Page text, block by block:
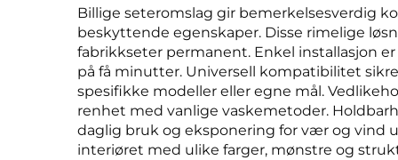
Billige seteromslag gir bemerkelsesverdig
beskyttende egenskaper. Disse rimelige
fabrikkseter permanent. Enkel installasjon
på få minutter. Universell kompatibilitet
spesifikke modeller eller egne mål.
renhet med vanlige vaskemetoder.
daglig bruk og eksponering for vær og vind
interiøret med ulike farger, mønstre og